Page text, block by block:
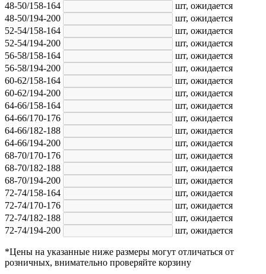
48-50/158-164
шт, ожидается
48-50/194-200
шт, ожидается
52-54/158-164
шт, ожидается
52-54/194-200
шт, ожидается
56-58/158-164
шт, ожидается
56-58/194-200
шт, ожидается
60-62/158-164
шт, ожидается
60-62/194-200
шт, ожидается
64-66/158-164
шт, ожидается
64-66/170-176
шт, ожидается
64-66/182-188
шт, ожидается
64-66/194-200
шт, ожидается
68-70/170-176
шт, ожидается
68-70/182-188
шт, ожидается
68-70/194-200
шт, ожидается
72-74/158-164
шт, ожидается
72-74/170-176
шт, ожидается
72-74/182-188
шт, ожидается
72-74/194-200
шт, ожидается
*Цены на указанные ниже размеры могут отличаться от
розничных, внимательно проверяйте корзину